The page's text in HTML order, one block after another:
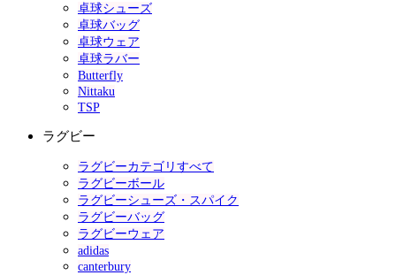
卓球シューズ
卓球バッグ
卓球ウェア
卓球ラバー
Butterfly
Nittaku
TSP
ラグビー
ラグビーカテゴリすべて
ラグビーボール
ラグビーシューズ・スパイク
ラグビーバッグ
ラグビーウェア
adidas
canterbury